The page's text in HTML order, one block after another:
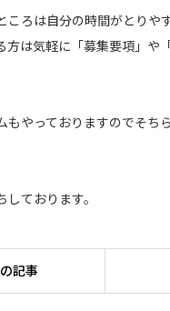
ころは自分の時間がとりや
方は気軽に「募集要項」や
もやっておりますのでそち
しております。
記事